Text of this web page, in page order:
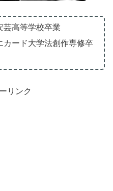
芸高等学校卒業
カード大学法創作専修卒
リンク